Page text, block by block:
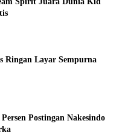
Ringan Layar Sempurna
Postingan Nakesindo